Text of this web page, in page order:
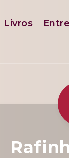
Livros